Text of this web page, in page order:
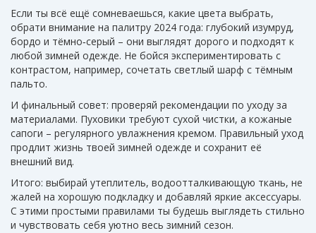
Если ты всё ещё сомневаешься, какие цвета выбрать,
обрати внимание на палитру 2024 года: глубокий изумруд,
бордо и тёмно‑серый – они выглядят дорого и подходят к
любой зимней одежде. Не бойся экспериментировать с
контрастом, например, сочетать светлый шарф с тёмным
пальто.
И финальный совет: проверяй рекомендации по уходу за
материалами. Пуховики требуют сухой чистки, а кожаные
сапоги – регулярного увлажнения кремом. Правильный уход
продлит жизнь твоей зимней одежде и сохранит её
внешний вид.
Итого: выбирай утеплитель, водоотталкивающую ткань, не
жалей на хорошую подкладку и добавляй яркие аксессуары.
С этими простыми правилами ты будешь выглядеть стильно
и чувствовать себя уютно весь зимний сезон.